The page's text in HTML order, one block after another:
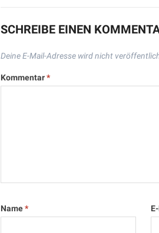
SCHREIBE EINEN
Deine E-Mail-Adresse wird nicht
Kommentar*
Name*